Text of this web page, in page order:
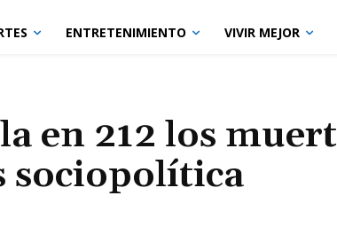
ENTRETENIMIENTO VIVIR MEJOR
en 212 los
sociopolítica